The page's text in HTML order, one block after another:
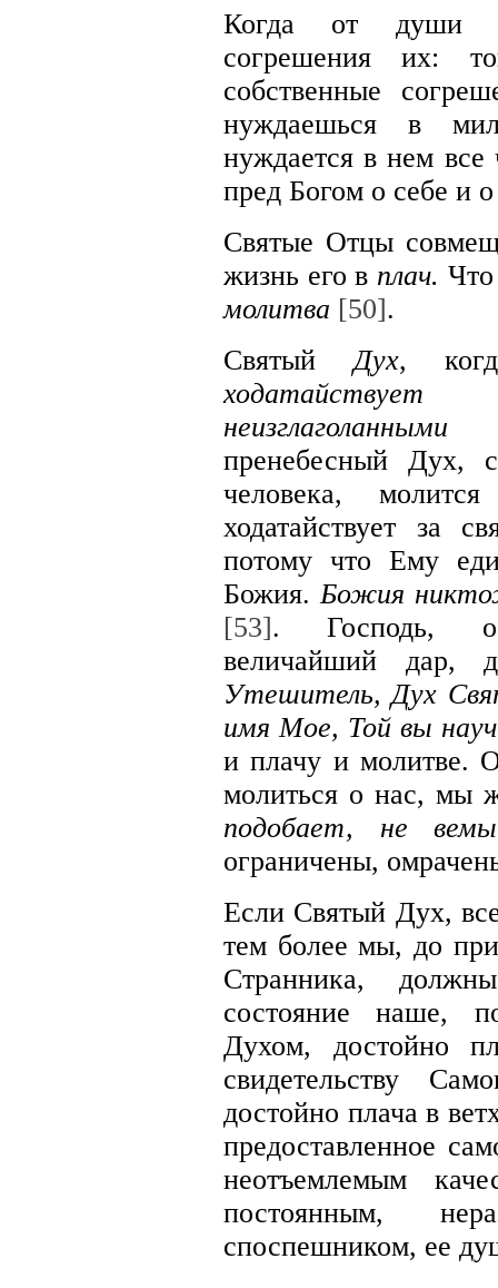
Когда от души
согрешения их:
собственные
нуждаешься в
нуждается в нем все
пред Богом о себе и о
Святые Отцы
жизнь его в плач.
молитва [50].
СвятыйДух,
пренебесный Дух,
человека,
ходатайствует за
потому что Ему
Божия.Божия
[53]. Господь,
величайший дар,
Утешитель, Дух
имя Мое, Той вы
и плачу и молитве.
молиться о нас, мы
подобает, не
ограничены,
Если Святый Дух,
тем более мы, до
Странника,
состояние наше,
Духом, достойно
свидетельству
достойно плача в
предоставленное
неотъемлемым
постоянным,
споспешником, ее